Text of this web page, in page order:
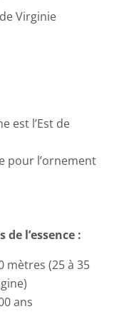
Virginie
est l’Est de
pour l’ornement
l’essence :
mètres (25 à 35
ans